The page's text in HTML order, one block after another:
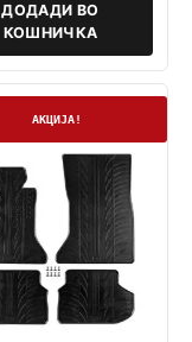
ДОДАДИ ВО
КОШНИЧКА
АКЦИЈА!